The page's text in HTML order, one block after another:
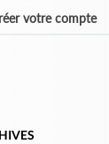
votre compte